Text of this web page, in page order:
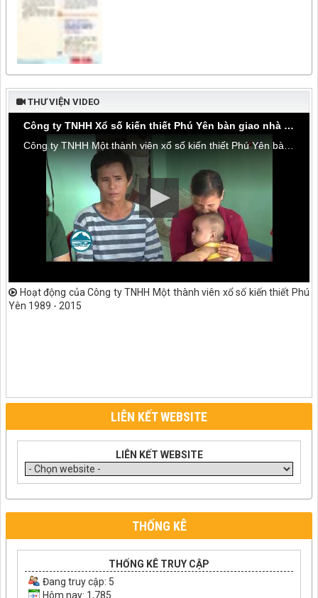
THƯ VIỆN VIDEO
Công ty TNHH Xổ số kiến thiết Phú Yên bàn giao nhà tình thương tại thôn Hòa Đa, xã An Mỹ
Hoạt động của Công ty TNHH Một thành viên xổ số kiến thiết Phú
Yên 1989 - 2015
LIÊN KẾT WEBSITE
LIÊN KẾT WEBSITE
THỐNG KÊ
THỐNG KÊ TRUY CẬP
Đang truy cập: 5
Hôm nay: 1,785